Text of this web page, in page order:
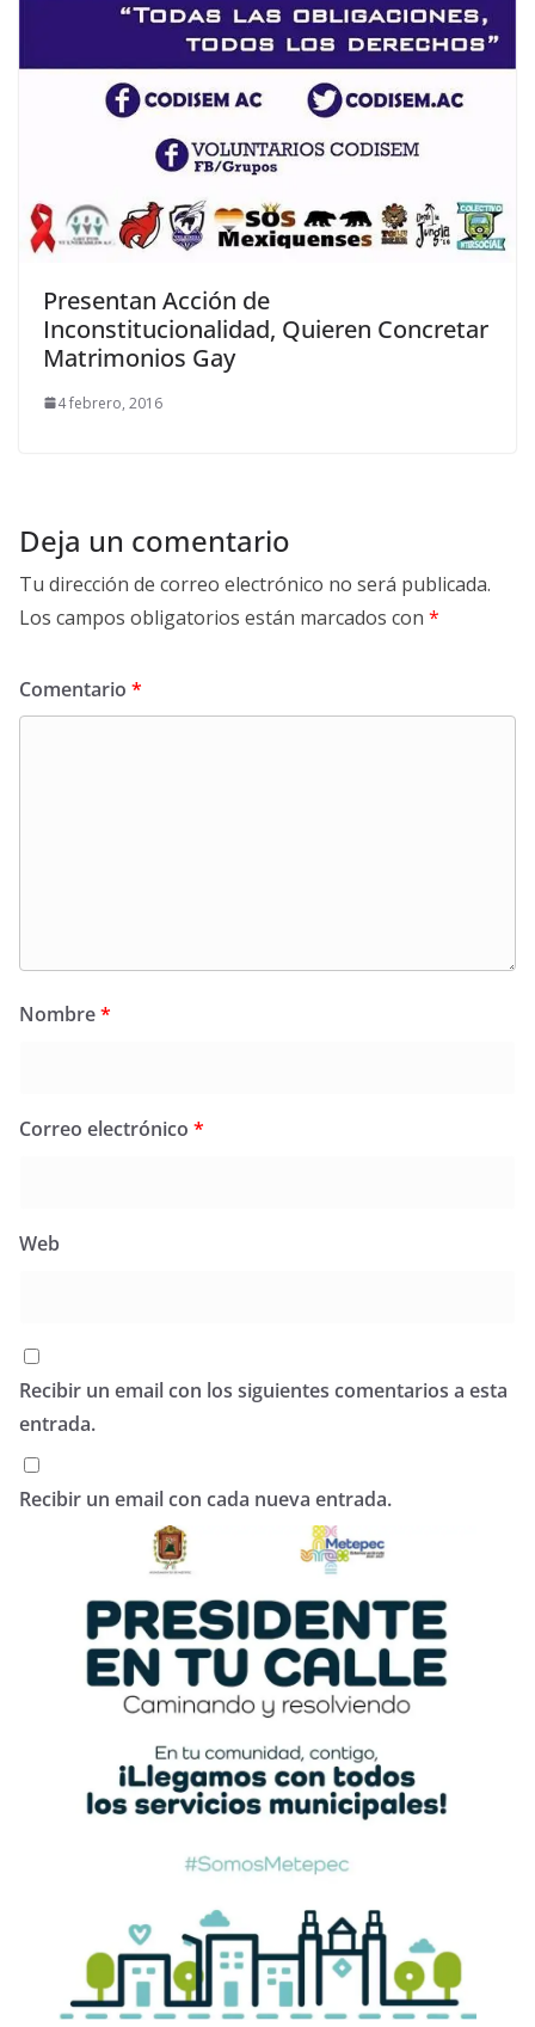
Presentan Acción de
Inconstitucionalidad, Quieren Concretar
Matrimonios Gay
4 febrero, 2016
Deja un comentario
Tu dirección de correo electrónico no será publicada.
Los campos obligatorios están marcados con *
Comentario *
Nombre*
Correo electrónico *
Web
Recibir un email con los siguientes comentarios a esta
entrada.
Recibir un email con cada nueva entrada.